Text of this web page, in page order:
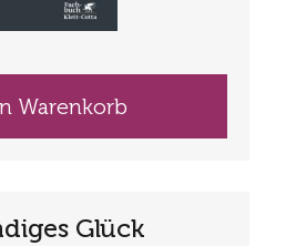
Warenkorb
Glück